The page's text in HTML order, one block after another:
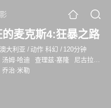
的麦克斯4:狂暴之路
澳大利亚 / 动作 科幻 / 120分钟
汤姆·哈迪 查理兹·塞隆
尼古拉斯·霍尔特
乔治·米勒